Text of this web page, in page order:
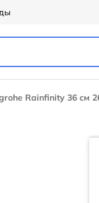
Rainfinity 36 см